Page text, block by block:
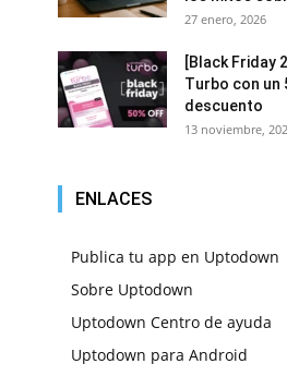
27 enero, 2026
[Black Friday
Turbo con un
descuento
13 noviembre,
ENLACES
Publica tu app en Uptodown
Sobre Uptodown
Uptodown Centro de ayuda
Uptodown para Android